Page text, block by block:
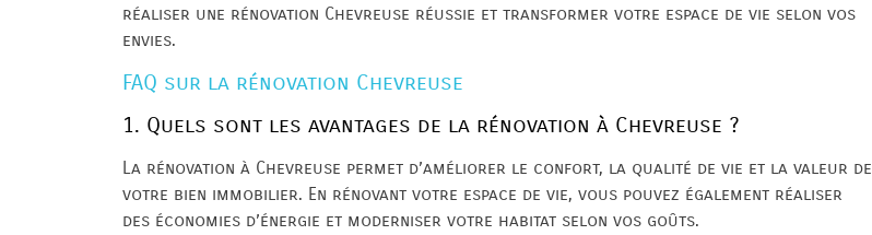
réaliser une rénovation Chevreuse réussie et transformer votre espace de vie selon vos
envies.
FAQ sur la rénovation Chevreuse
1. Quels sont les avantages de la rénovation à Chevreuse ?
La rénovation à Chevreuse permet d’améliorer le confort, la qualité de vie et la valeur de
votre bien immobilier. En rénovant votre espace de vie, vous pouvez également réaliser
des économies d’énergie et moderniser votre habitat selon vos goûts.